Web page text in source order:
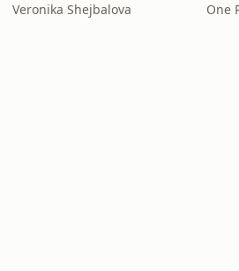
Veronika Shejbalova One